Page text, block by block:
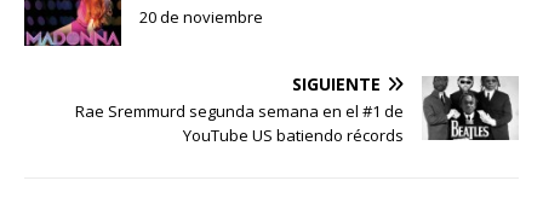
20 de noviembre
SIGUIENTE
Rae Sremmurd segunda semana en el #1 de
YouTube US batiendo récords